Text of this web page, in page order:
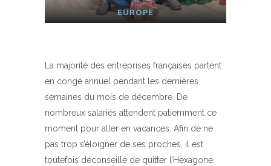
EUROPE
La majorité des entreprises françaises partent
en congé annuel pendant les dernières
semaines du mois de décembre. De
nombreux salariés attendent patiemment ce
moment pour aller en vacances. Afin de ne
pas trop s’éloigner de ses proches, il est
toutefois déconseillé de quitter l’Hexagone.